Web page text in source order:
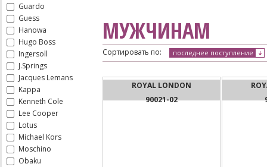
Guardo
Guess
Hanowa
Hugo Boss
Ingersoll
J.Springs
Jacques Lemans
Kappa
Kenneth Cole
Lee Cooper
Lotus
Michael Kors
Moschino
Obaku
МУЖЧИНАМ
Сортировать по: последнее поступление
ROYAL LONDON
90021-02